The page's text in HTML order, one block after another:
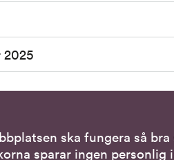
ska fungera så
sparar ingen
2025
kontaktsätt